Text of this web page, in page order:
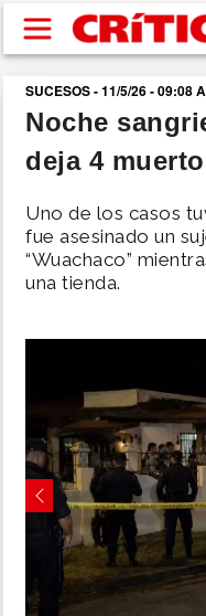
Pasar al contenido
buscar
SUCESOS
NACIONAL
POLÍTICA
DEPORTES
MUNDO
INSÓLITAS
MULTIMEDIA
SUCESOS - 11/5/26 - 09:08
Noche
deja 4
Uno de los casos
fue asesinado un
“Wuachaco”
una tienda.
Previous